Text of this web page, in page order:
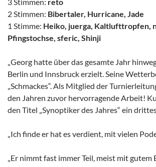
2 Stimmen: Bibertaler, Hurricane, Jade
1 Stimme: Heiko, juerga, Kaltlufttropfen,
Pfingstochse, sferic, Shinji
„Georg hatte über das gesamte Jahr
Berlin und Innsbruck erzielt. Seine
„Schmackes“. Als Mitglied der
den Jahren zuvor hervorragende Arbeit!
den Titel „Synoptiker des Jahres“ ein
„Ich finde er hat es verdient, mit vielen
„Er nimmt fast immer Teil, meist mit gutem